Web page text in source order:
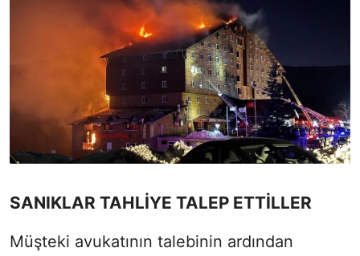
SANIKLAR TAHLİYE TALEP ETTİLLER
Müşteki avukatının talebinin ardından